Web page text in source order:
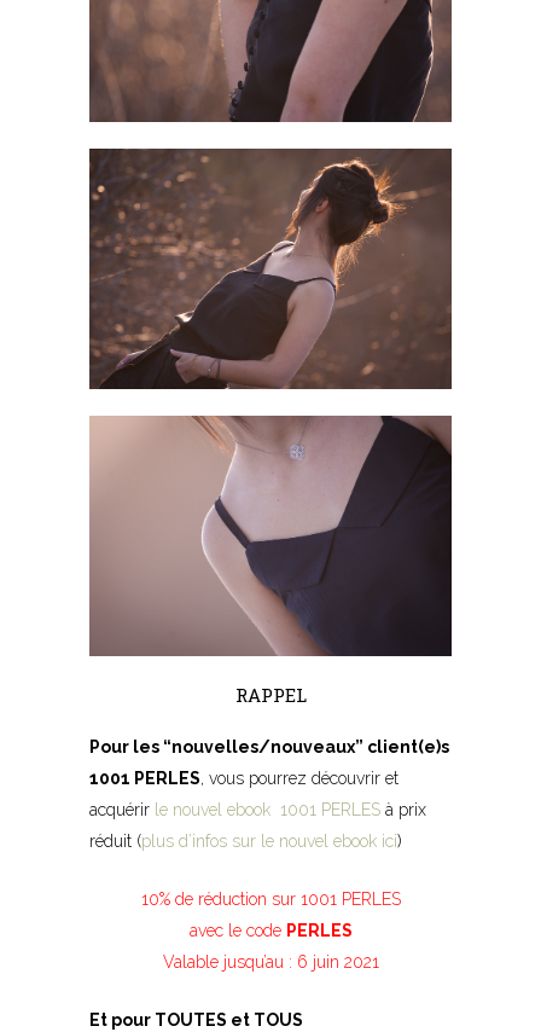
RAPPEL
Pour les “nouvelles/nouveaux” client(e)s
1001 PERLES, vous pourrez découvrir et
acquérir le nouvel ebook 1001 PERLES à prix
réduit (plus d’infos sur le nouvel ebook ici)
10% de réduction sur 1001 PERLES
avec le code PERLES
Valable jusqu’au : 6 juin 2021
Et pour TOUTES et TOUS